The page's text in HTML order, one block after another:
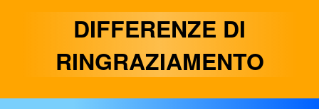
DIFFERENZE DI
RINGRAZIAMENTO